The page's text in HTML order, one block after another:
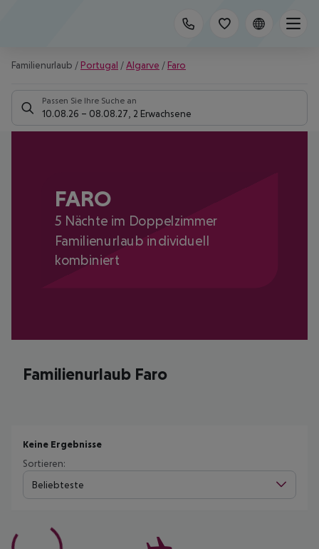
Familienurlaub / Portugal /Algarve / Faro
Passen Sie Ihre Suche an
10.08.26 – 08.08.27 2 Erwachsene
FARO
5 Nächte im Doppelzimmer
Familienurlaub individuell
kombiniert
Familienurlaub Faro
Keine Ergebnisse
Sortieren:
Beliebteste